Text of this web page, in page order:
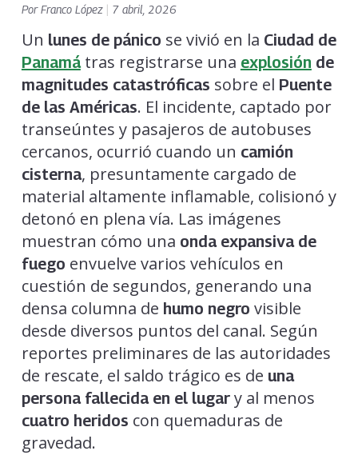
PorFranco López 7 abril, 2026
Un lunes de pánico se vivió en la Ciudad de
Panamátras registrarse una explosión de
magnitudes catastróficas sobre el Puente
de las Américas. El incidente, captado por
transeúntes y pasajeros de autobuses
cercanos, ocurrió cuando un camión
cisterna, presuntamente cargado de
material altamente inflamable, colisionó y
detonó en plena vía. Las imágenes
muestran cómo una onda expansiva de
fuego envuelve varios vehículos en
cuestión de segundos, generando una
densa columna de humo negro visible
desde diversos puntos del canal. Según
reportes preliminares de las autoridades
de rescate, el saldo trágico es de una
persona fallecida en el lugary al menos
cuatro heridos con quemaduras de
gravedad.